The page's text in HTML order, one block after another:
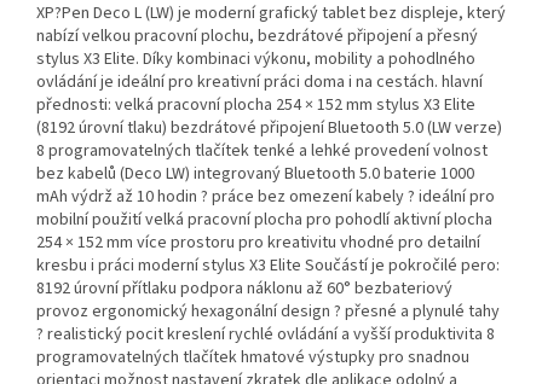
XP?Pen Deco L (LW) je moderní grafický tablet bez displeje, který
nabízí velkou pracovní plochu, bezdrátové připojení a přesný
stylus X3 Elite. Díky kombinaci výkonu, mobility a pohodlného
ovládání je ideální pro kreativní práci doma i na cestách. hlavní
přednosti: velká pracovní plocha 254 × 152 mm stylus X3 Elite
(8192 úrovní tlaku) bezdrátové připojení Bluetooth 5.0 (LW verze)
8 programovatelných tlačítek tenké a lehké provedení volnost
bez kabelů (Deco LW) integrovaný Bluetooth 5.0 baterie 1000
mAh výdrž až 10 hodin ? práce bez omezení kabely ? ideální pro
mobilní použití velká pracovní plocha pro pohodlí aktivní plocha
254 × 152 mm více prostoru pro kreativitu vhodné pro detailní
kresbu i práci moderní stylus X3 Elite Součástí je pokročilé pero:
8192 úrovní přítlaku podpora náklonu až 60° bezbateriový
provoz ergonomický hexagonální design ? přesné a plynulé tahy
? realistický pocit kreslení rychlé ovládání a vyšší produktivita 8
programovatelných tlačítek hmatové výstupky pro snadnou